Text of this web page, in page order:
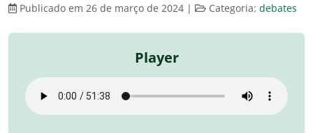
Publicado em 26 de março de 2024 | Categoria: debates
Player